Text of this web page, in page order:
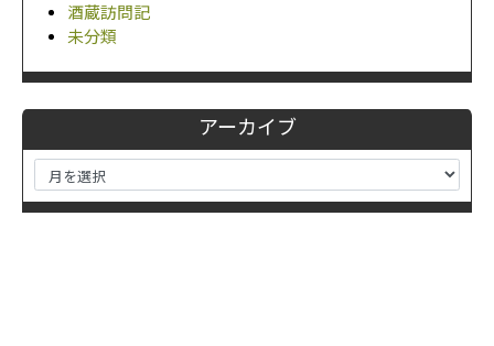
酒蔵訪問記
未分類
アーカイブ